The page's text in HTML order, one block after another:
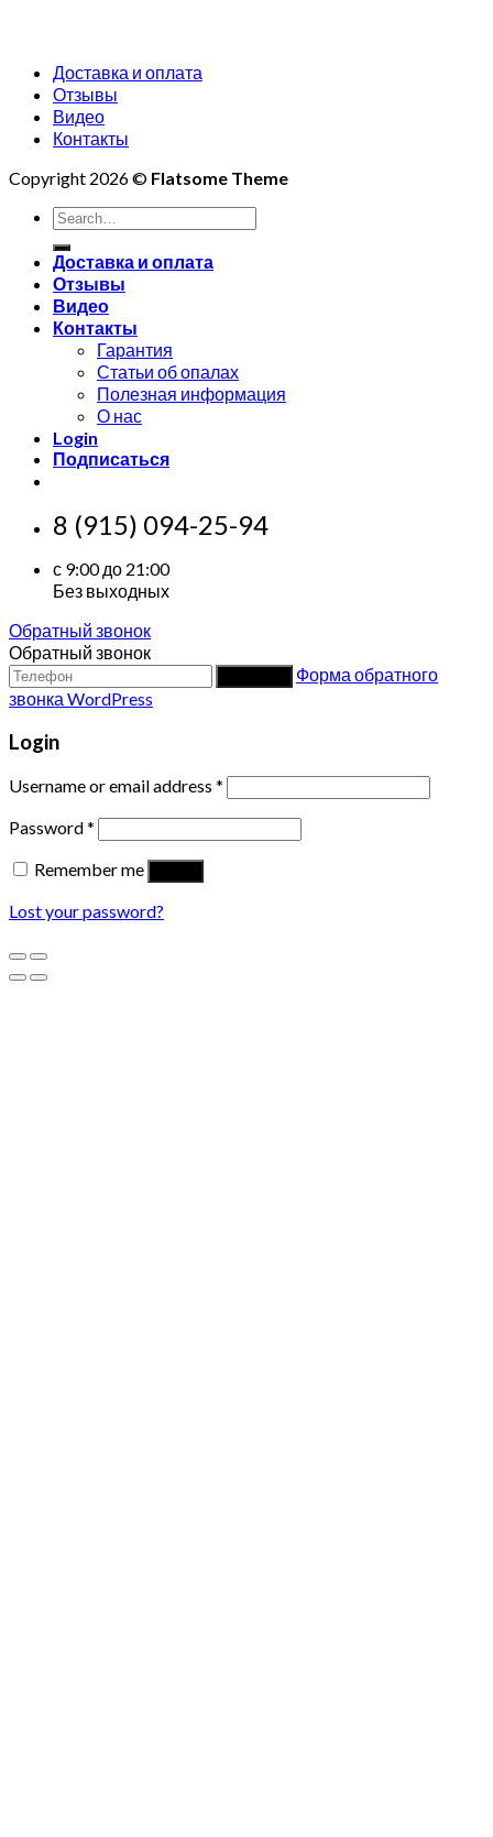
Доставка и оплата
Отзывы
Видео
Контакты
Copyright 2026 © Flatsome Theme
Search
for:
Доставка и оплата
Отзывы
Видео
Контакты
Гарантия
Статьи об опалах
Полезная информация
О нас
Login
Подписаться
8 (915) 094-25-94
с 9:00 до 21:00
Без выходных
Обратный звонок
Обратный звонок
Форма обратного
звонка WordPress
Login
Username or email address *
Password*
Remember me
Lost your password?